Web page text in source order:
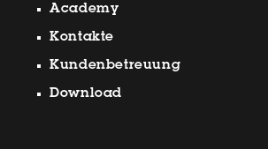
Academy
Kontakte
Kundenbetreuung
Download